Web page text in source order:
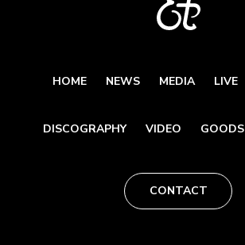
HOME NEWS MEDIA LIVE
DISCOGRAPHY VIDEO GOODS
CONTACT